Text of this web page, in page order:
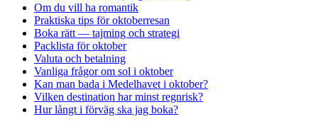
Om du vill ha romantik
Praktiska tips för oktoberresan
Boka rätt — tajming och strategi
Packlista för oktober
Valuta och betalning
Vanliga frågor om sol i oktober
Kan man bada i Medelhavet i oktober?
Vilken destination har minst regnrisk?
Hur långt i förväg ska jag boka?